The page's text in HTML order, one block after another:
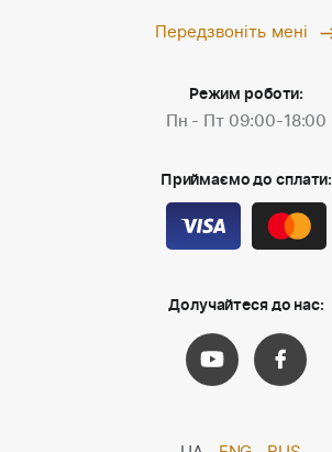
Передзвоніть мені
Режим роботи:
Пн - Пт 09:00-18:00
Приймаємо до сплати:
Долучайтеся до нас: